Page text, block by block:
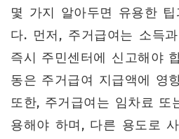
몇 가지 알아두면 유용한
다. 먼저, 주거급여는 소득
즉시 주민센터에 신고해야
동은 주거급여 지급액에 영
또한, 주거급여는 임차료 또
용해야 하며, 다른 용도로